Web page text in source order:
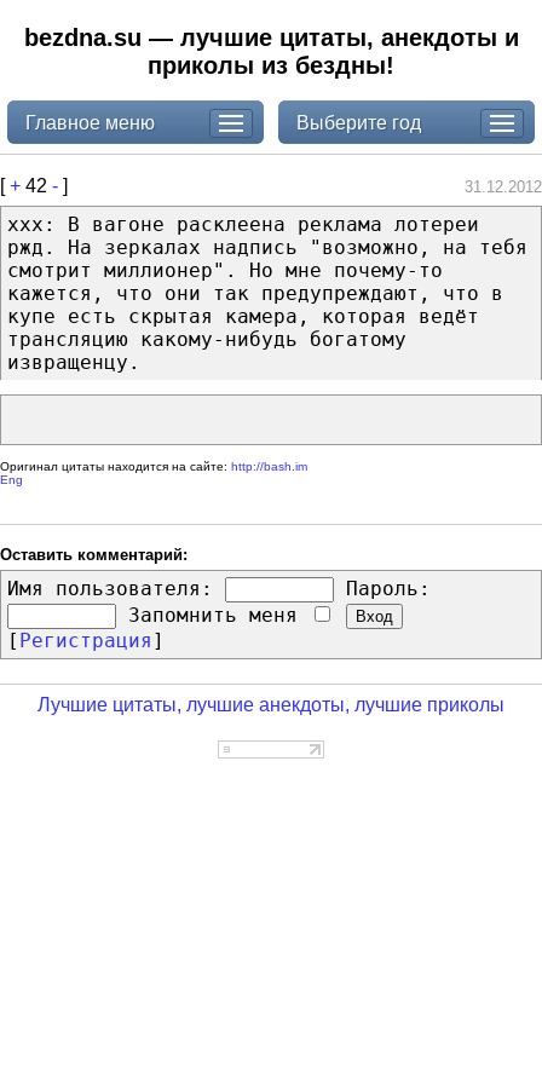
bezdna.su — лучшие цитаты, анекдоты и
приколы из бездны!
Главное меню Выберите год
[+ 42 - ] 31.12.2012
ххх: В вагоне расклеена реклама лотереи
ржд. На зеркалах надпись "возможно, на тебя
смотрит миллионер". Но мне почему-то
кажется, что они так предупреждают, что в
купе есть скрытая камера, которая ведёт
трансляцию какому-нибудь богатому
извращенцу.
Оригинал цитаты находится на сайте: http://bash.im
Eng
Оставить комментарий:
Имя пользователя:
Пароль:
Запомнить меня
[ Регистрация ]
Лучшие цитаты, лучшие анекдоты, лучшие приколы